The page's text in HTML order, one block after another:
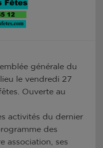
générale du
le vendredi 27
Ouverte au
activités du dernier
des
association, ses